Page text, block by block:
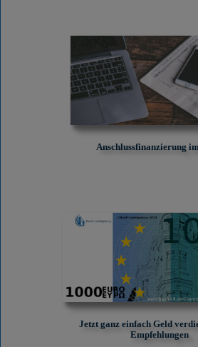
Anschlussfinanzierung
Jetzt ganz einfach Geld
Empfehlungen